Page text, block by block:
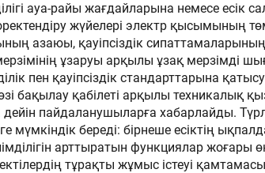
ауа-райы жағдайларына немесе
жүйелері электр қысымының
азаюы, қауіпсіздік
ұзаруы арқылы ұзақ мерзімді
пен қауіпсіздік стандарттарына
бақылау қабілеті арқылы техникалық
пайдаланушыларға хабарлайды.
мүмкіндік береді: бірнеше есіктің
арттыратын функциялар жоғары
тұрақты жұмыс істеуі